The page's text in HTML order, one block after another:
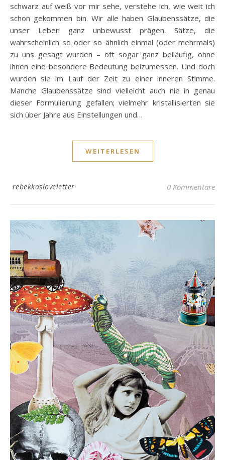
schwarz auf weiß vor mir sehe, verstehe ich, wie weit ich
schon gekommen bin. Wir alle haben Glaubenssätze, die
unser Leben ganz unbewusst prägen. Sätze, die
wahrscheinlich so oder so ähnlich einmal (oder mehrmals)
zu uns gesagt wurden – oft sogar ganz beiläufig, ohne
ihnen eine besondere Bedeutung beizumessen. Und doch
wurden sie im Lauf der Zeit zu einer inneren Stimme.
Manche Glaubenssätze sind vielleicht auch nie in genau
dieser Formulierung gefallen; vielmehr kristallisierten sie
sich über Jahre aus Einstellungen und…
WEITERLESEN
rebekkasloveletter 0 Kommentare